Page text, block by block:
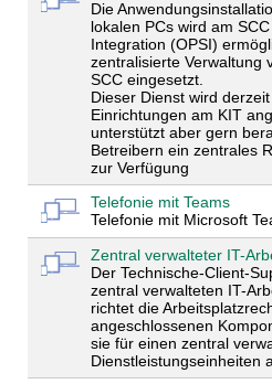
Die
lokalen PCs wird am
Integration (OPSI)
zentralisierte Verwaltung
SCC eingesetzt.
Dieser Dienst wird
Einrichtungen am KIT
unterstützt aber gern
Betreibern ein zentrales
zur Verfügung
Telefonie mit Teams
Telefonie mit Microsoft
Zentral verwalteter IT-
Der Technische-Client-
zentral verwalteten IT-
richtet die
angeschlossenen
sie für einen zentral
Dienstleistungseinheiten